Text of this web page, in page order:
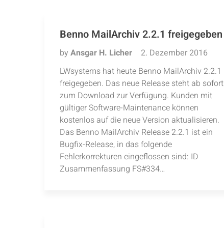
Benno MailArchiv 2.2.1 freigegeben
by Ansgar H. Licher
2. Dezember 2016
LWsystems hat heute Benno MailArchiv 2.2.1
freigegeben. Das neue Release steht ab sofort
zum Download zur Verfügung. Kunden mit
gültiger Software-Maintenance können
kostenlos auf die neue Version aktualisieren.
Das Benno MailArchiv Release 2.2.1 ist ein
Bugfix-Release, in das folgende
Fehlerkorrekturen eingeflossen sind: ID
Zusammenfassung FS#334…